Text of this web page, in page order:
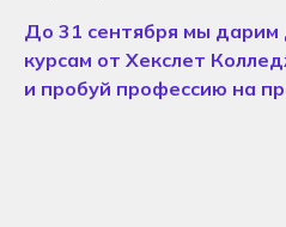
До 31 сентября мы дарим
курсам от Хекслет
и пробуй профессию на